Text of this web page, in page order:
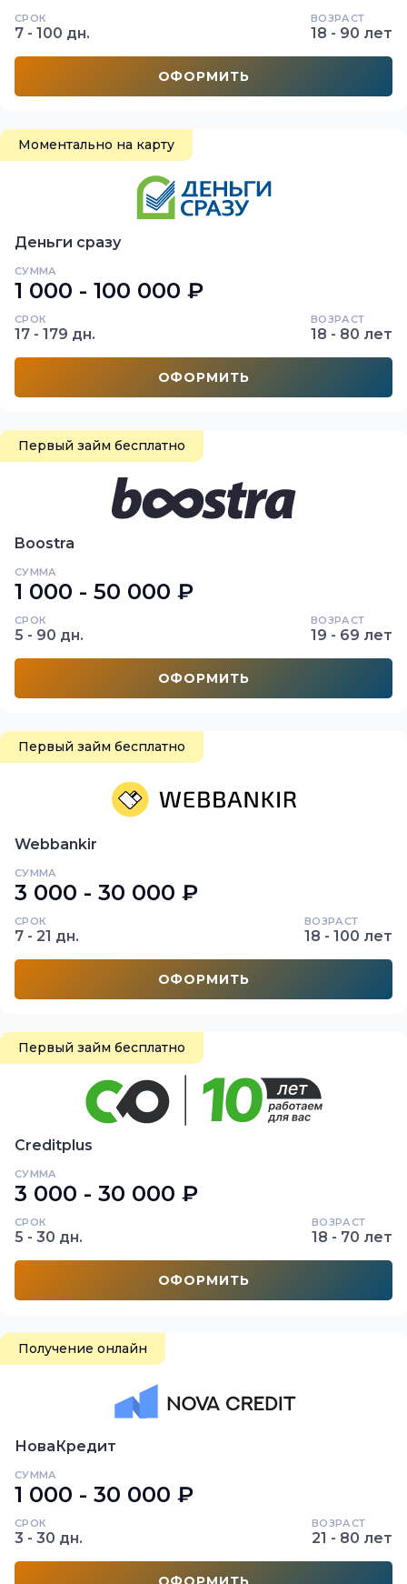
СРОК
7 - 100 дн.
ВОЗРАСТ
18 - 90 лет
ОФОРМИТЬ
Моментально на карту
Деньги сразу
СУММА
1 000 - 100 000 ₽
СРОК
17 - 179 дн.
ВОЗРАСТ
18 - 80 лет
ОФОРМИТЬ
Первый займ бесплатно
Boostra
СУММА
1 000 - 50 000 ₽
СРОК
5 - 90 дн.
ВОЗРАСТ
19 - 69 лет
ОФОРМИТЬ
Первый займ бесплатно
Webbankir
СУММА
3 000 - 30 000 ₽
СРОК
7 - 21 дн.
ВОЗРАСТ
18 - 100 лет
ОФОРМИТЬ
Первый займ бесплатно
Creditplus
СУММА
3 000 - 30 000 ₽
СРОК
5 - 30 дн.
ВОЗРАСТ
18 - 70 лет
ОФОРМИТЬ
Получение онлайн
НоваКредит
СУММА
1 000 - 30 000 ₽
СРОК
3 - 30 дн.
ВОЗРАСТ
21 - 80 лет